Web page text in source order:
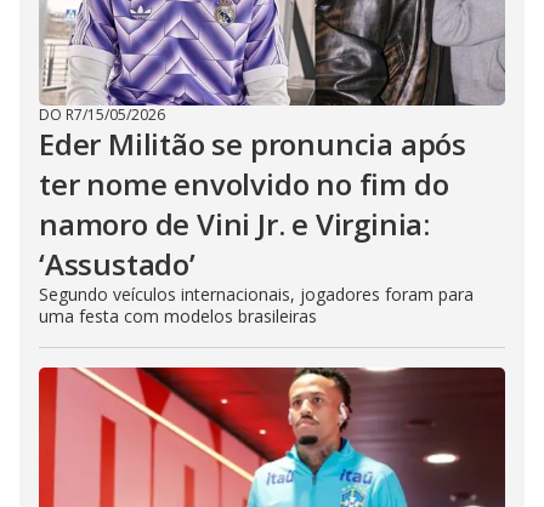
DO R7/15/05/2026
Eder Militão se pronuncia após
ter nome envolvido no fim do
namoro de Vini Jr. e Virginia:
‘Assustado’
Segundo veículos internacionais, jogadores foram para
uma festa com modelos brasileiras